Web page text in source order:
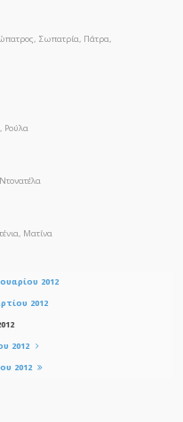
Σωπατρία, Πάτρα,
Ρούλα
Ματίνα
2012
2012
2012
2012